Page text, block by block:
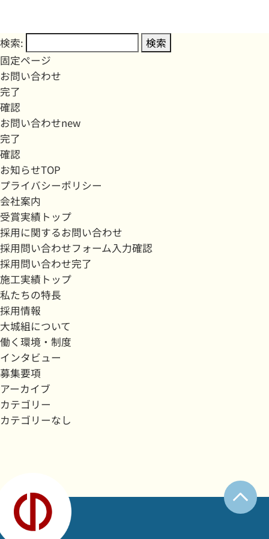
検索:
固定ページ
お問い合わせ
完了
確認
お問い合わせnew
完了
確認
お知らせTOP
プライバシーポリシー
会社案内
受賞実績トップ
採用に関するお問い合わせ
採用問い合わせフォーム入力確認
採用問い合わせ完了
施工実績トップ
私たちの特長
採用情報
大城組について
働く環境・制度
インタビュー
募集要項
アーカイブ
カテゴリー
カテゴリーなし